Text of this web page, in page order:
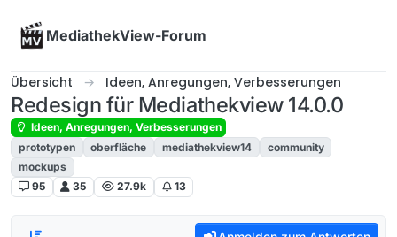
MediathekView-Forum
Übersicht Ideen, Anregungen, Verbesserungen
Redesign für Mediathekview 14.0.0
Ideen, Anregungen, Verbesserungen
prototypen
oberfläche mediathekview14
community
mockups
95
35 27.9k 13